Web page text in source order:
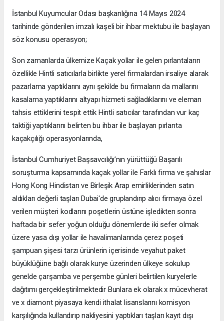
İstanbul Kuyumcular Odası başkanlığına 14 Mayıs 2024
tarihinde gönderilen imzalı kaşeli bir ihbar mektubu ile başlayan
söz konusu operasyon;
Son zamanlarda ülkemize Kaçak yollar ile gelen pırlantaların
özellikle Hintli satıcılarla birlikte yerel firmalardan irsaliye alarak
pazarlama yaptıklarını aynı şekilde bu firmaların da mallarını
kasalama yaptıklarını altyapı hizmeti sağladıklarını ve eleman
tahsis ettiklerini tespit ettik Hintli satıcılar tarafından vur kaç
taktiği yaptıklarını belirten bu ihbar ile başlayan pırlanta
kaçakçılığı operasyonlarında,
İstanbul Cumhuriyet Başsavcılığı’nın yürüttüğü Başarılı
soruşturma kapsamında kaçak yollar ile Farklı firma ve şahıslar
Hong Kong Hindistan ve Birleşik Arap emirliklerinden satın
aldıkları değerli taşları Dubai'de gruplandırıp alıcı firmaya özel
verilen müşteri kodlarını poşetlerin üstüne işledikten sonra
haftada bir sefer yoğun olduğu dönemlerde iki sefer olmak
üzere yasa dışı yollar ile havalimanlarında çerez poşeti
şampuan şişesi tarzı ürünlerin içerisinde veyahut paket
büyüklüğüne bağlı olarak kurye üzerinden ülkeye sokulup
genelde çarşamba ve perşembe günleri belirtilen kuryelerle
dağıtımı gerçekleştirilmektedir Bunlara ek olarak x mücevherat
ve x diamont piyasaya kendi ithalat lisanslarını komisyon
karşılığında kullandırıp nakliyesini yaptıkları taşları kayıt dışı